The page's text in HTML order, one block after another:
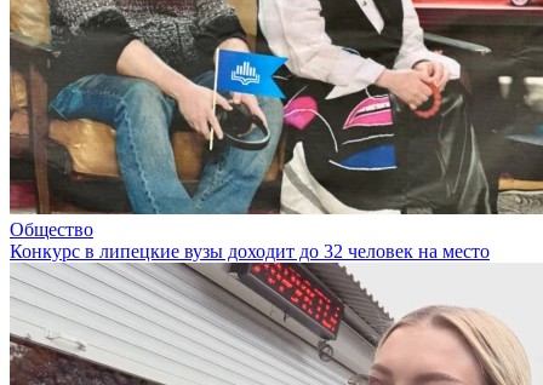
Общество
Конкурс в липецкие вузы доходит до 32 человек на место